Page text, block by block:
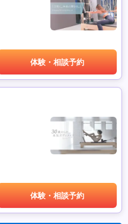
体験・相談予約
体験・相談予約